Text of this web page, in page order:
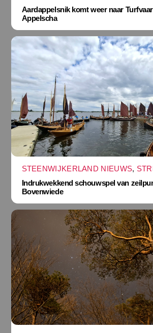
Aardappelsnik komt weer naar
Appelscha
STEENWIJKERLAND NIEUWS,
Indrukwekkend schouwspel van
Bovenwiede